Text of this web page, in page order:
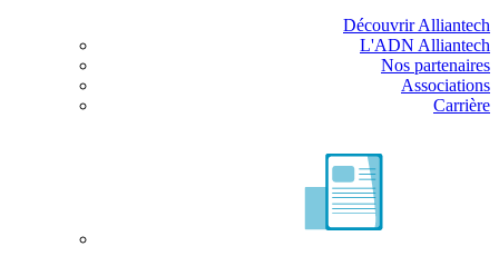
Découvrir Alliantech
L'ADN Alliantech
Nos partenaires
Associations
Carrière